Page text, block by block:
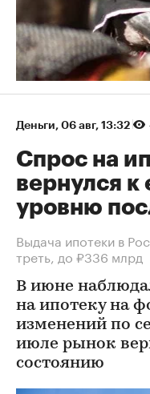
Деньги⁠, 06 авг, 13:32
Спрос на
вернулся к
уровню
Выдача ипотеки в
треть, до ₽336 млрд
В июне
на ипотеку на
изменений по
июле рынок
состоянию